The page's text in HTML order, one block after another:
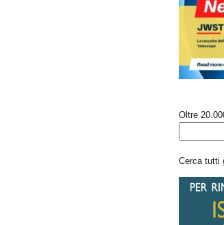
Oltre
Cerca tutti